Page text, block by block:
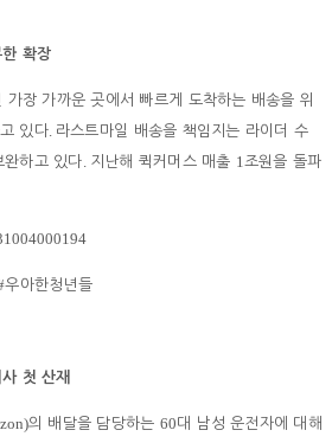
확장
가장 가까운 곳에서 빠르게 도착하는 배송을 위
있다. 라스트마일 배송을 책임지는 라이더 수
완하고 있다. 지난해 퀵커머스 매출 1조원을 돌파
우아한청년들
첫 산재
의 배달을 담당하는 60대 남성 운전자에 대해